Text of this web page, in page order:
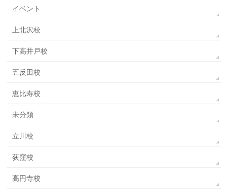
イベント
上北沢校
下高井戸校
五反田校
恵比寿校
未分類
立川校
荻窪校
高円寺校